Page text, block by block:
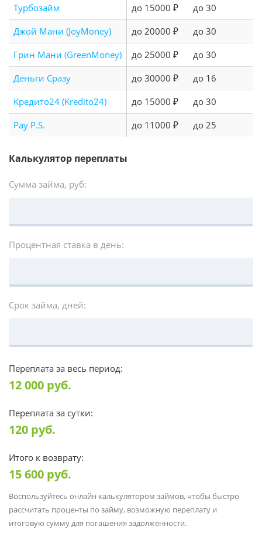
Турбозайм
до 15000 ₽ до 30
Джой Мани (JoyMoney)
до 20000 ₽ до 30
Грин Мани (GreenMoney)
до 25000 ₽ до 30
Деньги Сразу
до 30000 ₽ до 16
Кредито24 (Kredito24)
до 15000 ₽ до 30
Pay P.S.
до 11000 ₽ до 25
Калькулятор переплаты
Сумма займа, руб:
Процентная ставка в день:
Срок займа, дней:
Переплата за весь период:
12 000 руб.
Переплата за сутки:
120 руб.
Итого к возврату:
15 600 руб.
Воспользуйтесь онлайн калькулятором займов, чтобы быстро
рассчитать проценты по займу, возможную переплату и
итоговую сумму для погашения задолженности.